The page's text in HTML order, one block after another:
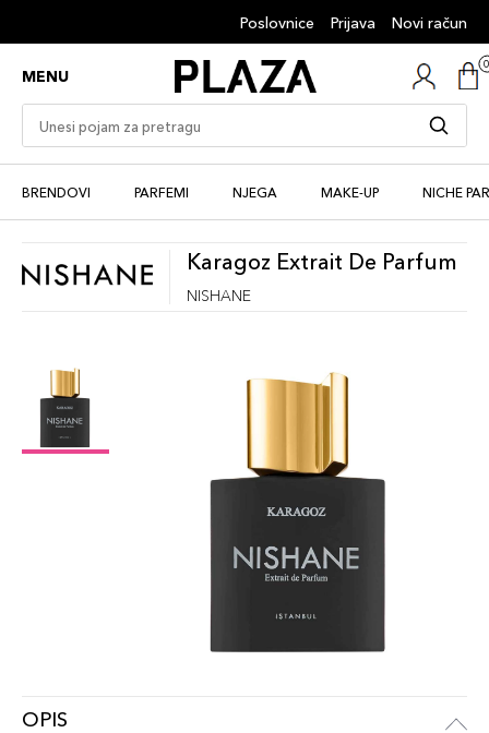
Poslovnice Prijava Novi račun
MENU
BRENDOVI PARFEMI NJEGA MAKE-UP NICHE
Karagoz Extrait De Parfum
NISHANE
OPIS